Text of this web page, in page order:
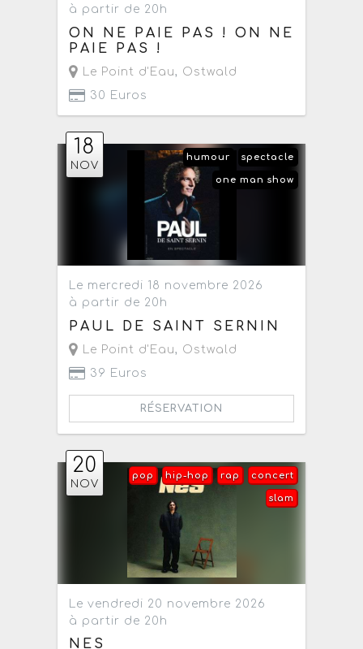
à partir de 20h
ON NE PAIE PAS ! ON NE
PAIE PAS !
Le Point d'Eau, Ostwald
30 Euros
18
NOV
spectacle
humour
one man show
Le mercredi 18 novembre 2026
à partir de 20h
PAUL DE SAINT SERNIN
Le Point d'Eau, Ostwald
39 Euros
RÉSERVATION
20
NOV
concert
rap
hip-hop
pop
slam
Le vendredi 20 novembre 2026
à partir de 20h
NES